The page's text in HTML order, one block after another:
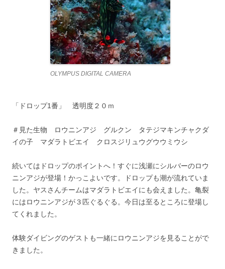
OLYMPUS DIGITAL CAMERA
「ドロップ1番」 透明度２０ｍ
＃見た生物 ロウニンアジ グルクン タテジマキンチャクダ
イの子 マダラトビエイ クロスジリュウグウウミウシ
続いてはドロップのポイントへ！すぐに浅瀬にシルバーのロウ
ニンアジが登場！かっこよいです。ドロップも潮が流れていま
した。ヤスさんチームはマダラトビエイにも会えました。亀裂
にはロウニンアジが３匹ぐるぐる。今日は至るところに登場し
てくれました。
体験ダイビングのゲストも一緒にロウニンアジを見ることがで
きました。